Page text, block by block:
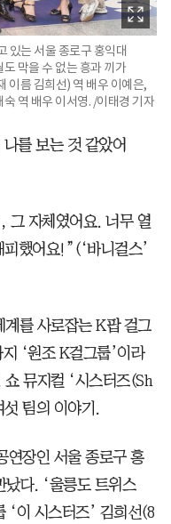
있는 서울 종로구 홍익대
막을 수 없는 흥과 끼가
이름 김희선) 역 배우 이예은,
숙 역 배우 이서영. /이태경 기자
를 보는 것 같았어
그 자체였어요. 너무 열
했어요!”(‘바니걸스’
를 사로잡는 K팝 걸그
‘원조 K걸그룹’이라
뮤지컬 ‘시스터즈(Sh
팀의 이야기.
연장인 서울 종로구 홍
났다. ‘울릉도 트위스
‘이 시스터즈’ 김희선(8